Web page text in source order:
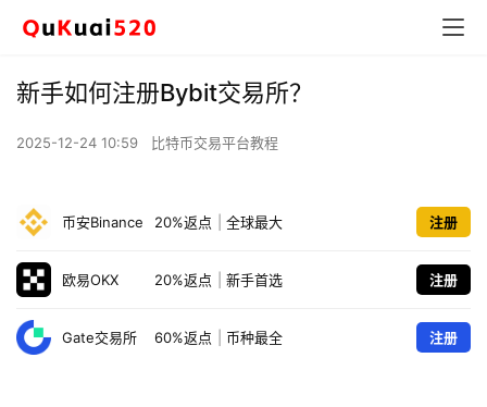
新手如何注册Bybit交易所？
2025-12-24 10:59 比特币交易平台教程
币安Binance 20%返点 全球最大 注册
欧易OKX 20%返点 新手首选 注册
Gate交易所 60%返点 币种最全 注册